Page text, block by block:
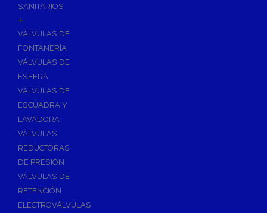
SANITARIOS
+
VÁLVULAS DE
FONTANERÍA
VÁLVULAS DE
ESFERA
VÁLVULAS DE
ESCUADRA Y
LAVADORA
VÁLVULAS
REDUCTORAS
DE PRESIÓN
VÁLVULAS DE
RETENCIÓN
ELECTROVÁLVULAS